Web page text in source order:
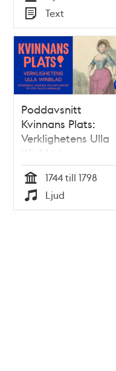
Tid
Typ
Text
Poddavsnitt
Kvinnans Plats:
Verklighetens Ulla
Winblad –
synderska,
och influencer på
1700-talets horbaler
Tid
1744 till 1798
Typ
Ljud